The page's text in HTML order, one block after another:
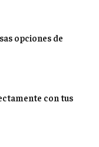
opciones de
con tus